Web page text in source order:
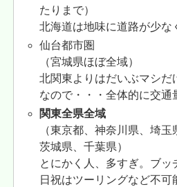
たりまで）
北海道は地味に道路が少な
仙台都市圏
（宮城県ほぼ全域）
北関東よりはだいぶマシだ
なので・・・全体的に交通
関東全県全域
（東京都、神奈川県、埼玉
茨城県、千葉県）
とにかく人、多すぎ。ブッ
日祝はツーリングなど不